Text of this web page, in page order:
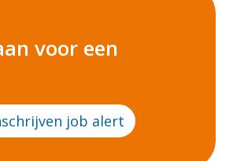
voor een
job alert